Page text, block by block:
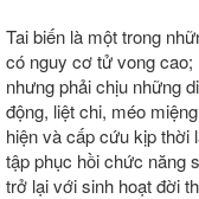
Tai biến là một trong
có nguy cơ tử vong
nhưng phải chịu những
động, liệt chi, méo
hiện và cấp cứu kịp thời
tập phục hồi chức năng
trở lại với sinh hoạt đời